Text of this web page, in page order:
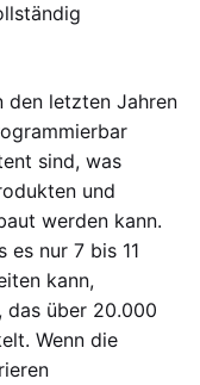
den letzten Jahren
sind, was
und
werden kann.
es nur 7 bis 11
kann,
das über 20.000
Wenn die